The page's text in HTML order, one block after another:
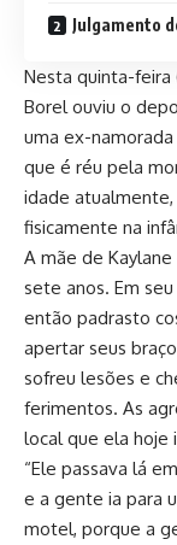
Julgamento
Nesta quinta-feira
Borel ouviu o
uma ex-namorada
que é réu pela
idade
fisicamente na
A mãe de
sete anos. Em
então padrasto
apertar seus
sofreu lesões e
ferimentos. As
local que ela hoje
“Ele passava lá
e a gente ia para
motel, porque a